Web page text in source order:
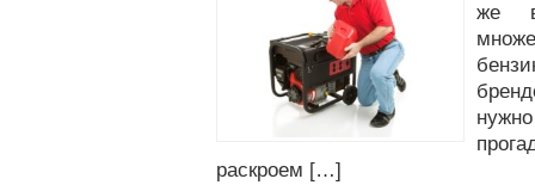
же
раскроем […]